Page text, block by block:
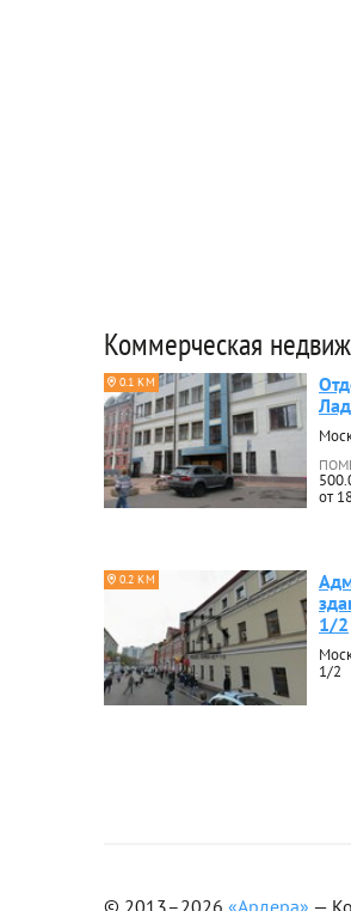
Коммерческая
0.1 КМ
от
0.2 КМ
1/2
1/2
© 2013–2026 «Ардера» —